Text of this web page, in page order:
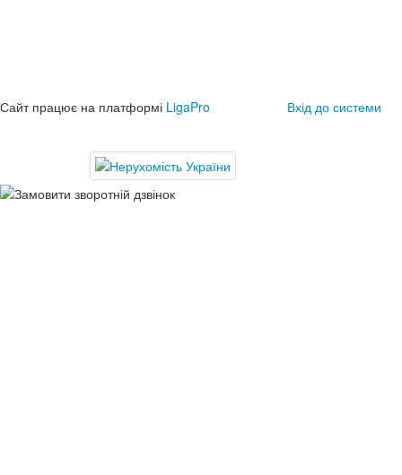
Сайт працює на платформі LigaPro Вхід до системи